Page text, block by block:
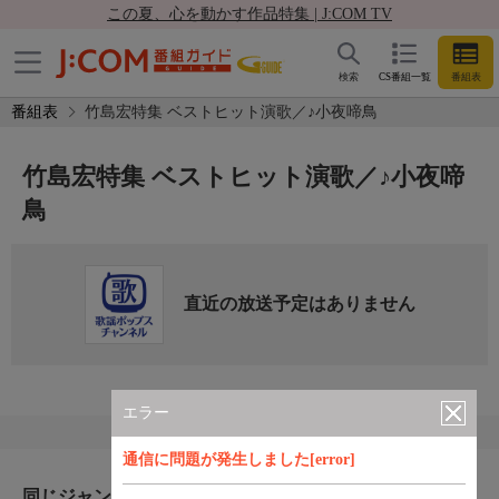
この夏、心を動かす作品特集 | J:COM TV
CS番組一覧 番組表
検索
番組表 竹島宏特集 ベストヒット演歌／♪小夜啼鳥
エラー
通信に問題が発生しました[error]
竹島宏特集 ベストヒット演歌／♪小夜啼
鳥
直近の放送予定はありません